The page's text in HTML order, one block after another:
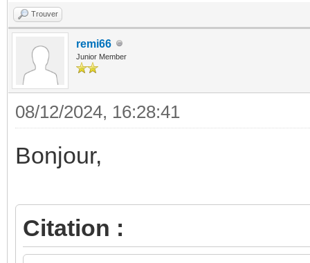
Trouver
remi66
Junior Member
08/12/2024, 16:28:41
Bonjour,
Citation :